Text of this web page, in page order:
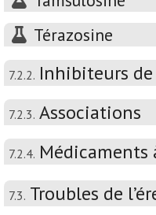
Térazosine
7.2.2. Inhibiteurs
7.2.3. Associations
7.2.4. Médicaments
7.3. Troubles de